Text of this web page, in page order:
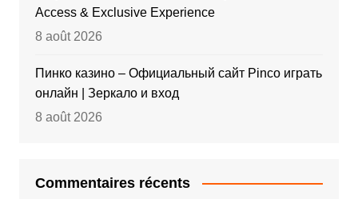
Access & Exclusive Experience
8 août 2026
Пинко казино – Официальный сайт Pinco играть
онлайн | Зеркало и вход
8 août 2026
Commentaires récents